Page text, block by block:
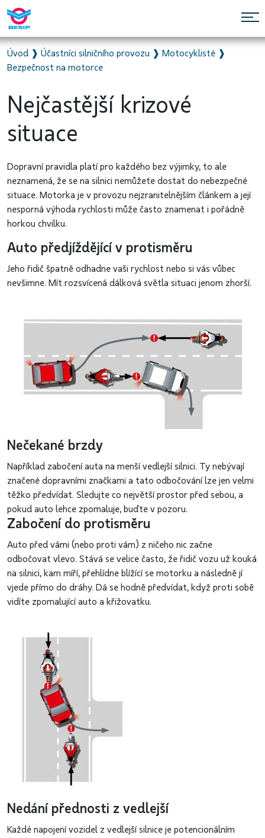
Úvod ❱ Účastníci silničního provozu ❱ Motocyklisté ❱
Bezpečnost na motorce
Nejčastější krizové
situace
Dopravní pravidla platí pro každého bez výjimky, to ale
neznamená, že se na silnici nemůžete dostat do nebezpečné
situace. Motorka je v provozu nejzranitelnějším článkem a její
nesporná výhoda rychlosti může často znamenat i pořádně
horkou chvilku.
Auto předjíždějící v protisměru
Jeho řidič špatně odhadne vaši rychlost nebo si vás vůbec
nevšimne. Mít rozsvícená dálková světla situaci jenom zhorší.
Nečekané brzdy
Například zabočení auta na menší vedlejší silnici. Ty nebývají
značené dopravními značkami a tato odbočování lze jen velmi
těžko předvídat. Sledujte co největší prostor před sebou, a
pokud auto lehce zpomaluje, buďte v pozoru.
Zabočení do protisměru
Auto před vámi (nebo proti vám) z ničeho nic začne
odbočovat vlevo. Stává se velice často, že řidič vozu už kouká
na silnici, kam míří, přehlídne blížící se motorku a následně jí
vjede přímo do dráhy. Dá se hodně předvídat, když proti sobě
vidíte zpomalující auto a křižovatku.
Nedání přednosti z vedlejší
Každé napojení vozidel z vedlejší silnice je potencionálním